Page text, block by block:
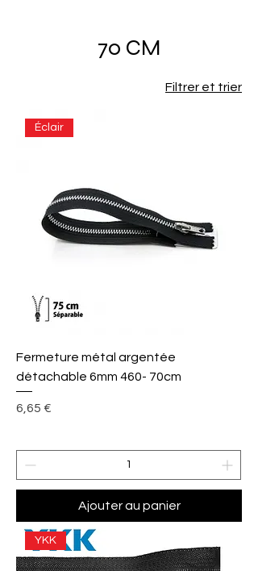
70 CM
Filtrer et trier
Éclair
Fermeture métal argentée
détachable 6mm 460- 70cm
Prix
6,65 €
Ajouter au panier
YKK